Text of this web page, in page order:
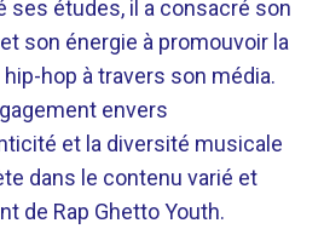
ses études, il a consacré son
son énergie à promouvoir la
hop à travers son média.
envers
et la diversité musicale
dans le contenu varié et
de Rap Ghetto Youth.